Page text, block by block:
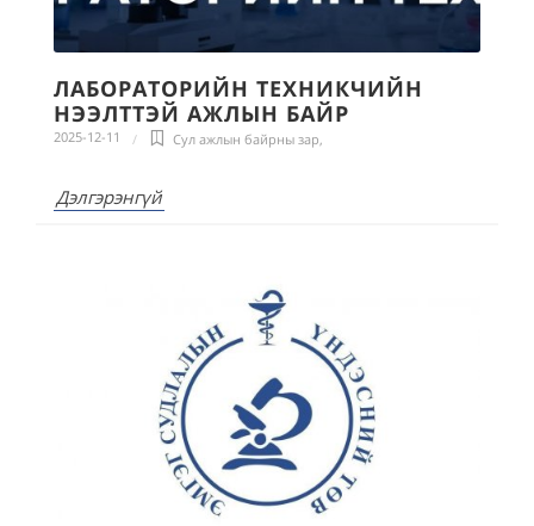
ЛАБОРАТОРИЙН ТЕХНИКЧИЙН
НЭЭЛТТЭЙ АЖЛЫН БАЙР
2025-12-11 Сул ажлын байрны зар,
Дэлгэрэнгүй